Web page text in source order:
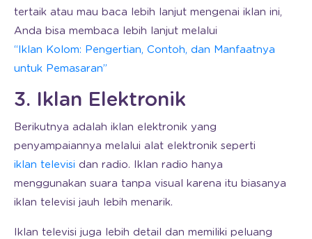
tertaik atau mau baca lebih lanjut mengenai iklan ini,
Anda bisa membaca lebih lanjut melalui
“Iklan Kolom: Pengertian, Contoh, dan Manfaatnya
untuk Pemasaran”
3. Iklan Elektronik
Berikutnya adalah iklan elektronik yang
penyampaiannya melalui alat elektronik seperti
iklan televisi dan radio. Iklan radio hanya
menggunakan suara tanpa visual karena itu biasanya
iklan televisi jauh lebih menarik.
Iklan televisi juga lebih detail dan memiliki peluang